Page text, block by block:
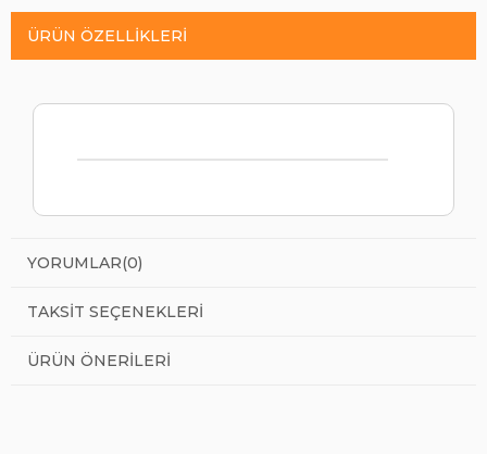
ÜRÜN ÖZELLIKLERI
YORUMLAR(0)
TAKSIT SEÇENEKLERI
ÜRÜN ÖNERILERI